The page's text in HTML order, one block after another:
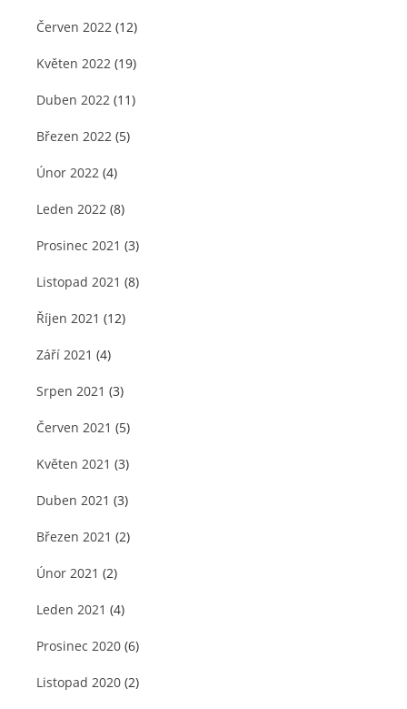
Červen 2022 (12)
Květen 2022 (19)
Duben 2022 (11)
Březen 2022 (5)
Únor 2022 (4)
Leden 2022 (8)
Prosinec 2021 (3)
Listopad 2021 (8)
Říjen 2021 (12)
Září 2021 (4)
Srpen 2021 (3)
Červen 2021 (5)
Květen 2021 (3)
Duben 2021 (3)
Březen 2021 (2)
Únor 2021 (2)
Leden 2021 (4)
Prosinec 2020 (6)
Listopad 2020 (2)